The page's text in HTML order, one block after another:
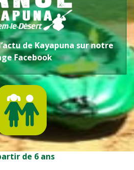
de Kayapuna sur notre
Facebook
de 6 ans